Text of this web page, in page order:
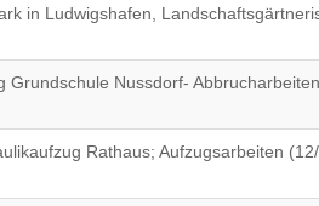
in Ludwigshafen,
Grundschule Nussdorf-
Rathaus; Aufzugsarbeiten